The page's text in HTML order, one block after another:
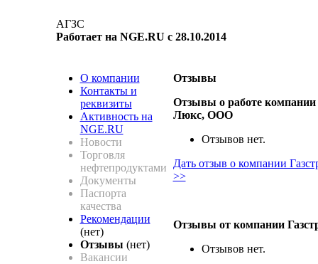
АГЗС
Работает на NGE.RU с 28.10.2014
О компании
Контакты и
реквизиты
Активность на
NGE.RU
Новости
Торговля
нефтепродуктами
Документы
Паспорта
качества
Рекомендации
(нет)
Отзывы (нет)
Вакансии
Отзывы
Отзывы о работе компании
Люкс, ООО
Отзывов нет.
Дать отзыв о компании
>>
Отзывы от компании
Отзывов нет.